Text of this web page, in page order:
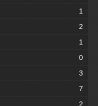
1
2
1
0
3
7
2